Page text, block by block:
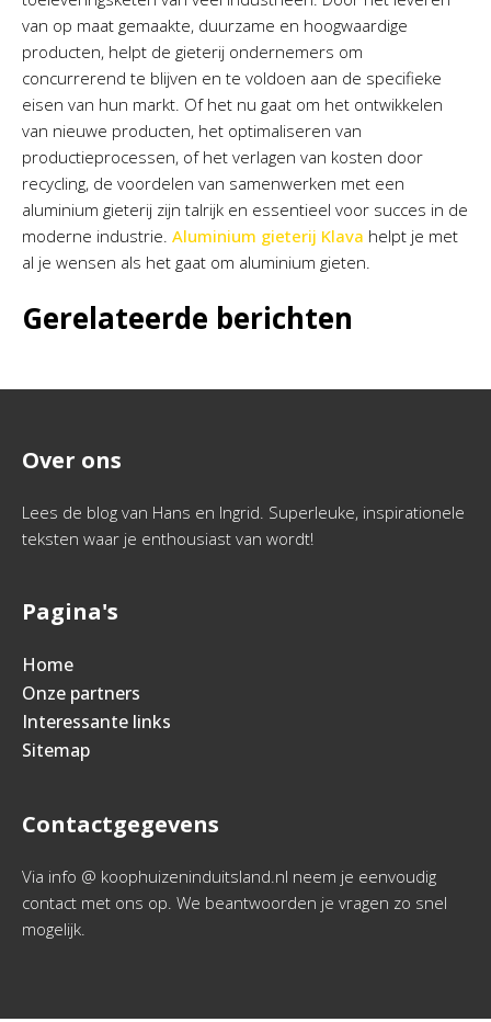
van op maat gemaakte, duurzame en hoogwaardige
producten, helpt de gieterij ondernemers om
concurrerend te blijven en te voldoen aan de specifieke
eisen van hun markt. Of het nu gaat om het ontwikkelen
van nieuwe producten, het optimaliseren van
productieprocessen, of het verlagen van kosten door
recycling, de voordelen van samenwerken met een
aluminium gieterij zijn talrijk en essentieel voor succes in de
moderne industrie. Aluminium gieterij Klava helpt je met
al je wensen als het gaat om aluminium gieten.
Gerelateerde berichten
Over ons
Lees de blog van Hans en Ingrid. Superleuke, inspirationele
teksten waar je enthousiast van wordt!
Pagina's
Home
Onze partners
Interessante links
Sitemap
Contactgegevens
Via info @ koophuizeninduitsland.nl neem je eenvoudig
contact met ons op. We beantwoorden je vragen zo snel
mogelijk.